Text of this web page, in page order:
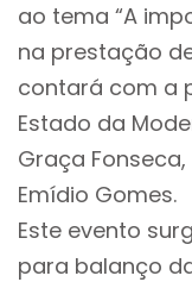
ao tema “A
na prestação
contará com a
Estado da
Graça
Emídio Gomes.
Este evento
para balanço